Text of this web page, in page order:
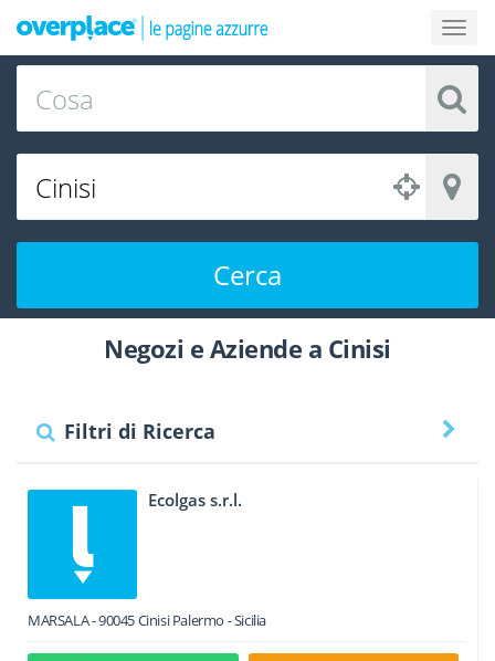
Cerca
Negozi e Aziende a Cinisi
Filtri di Ricerca
Ecolgas s.r.l.
MARSALA-90045CinisiPalermo -Sicilia